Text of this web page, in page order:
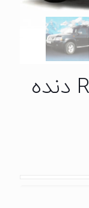
خودرو نیسان Roniz دنده